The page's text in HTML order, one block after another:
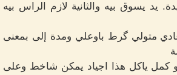
يد يسوق بيه والثانية لازم الراس بيه
متولي گرط باوعلي ومدة إلى بمعنى
ياكل هذا اجياد يمكن شاخط وعلى